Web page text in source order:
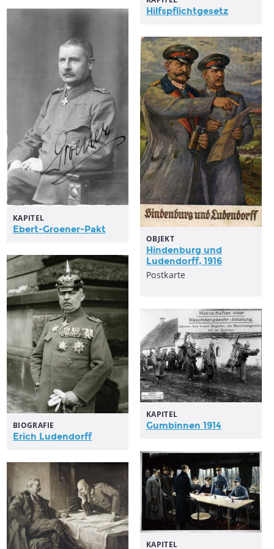
Hilfspflichtgesetz
KAPITEL
Ebert-Groener-Pakt
OBJEKT
Hindenburg und
Ludendorff, 1916
Postkarte
BIOGRAFIE
Erich Ludendorff
KAPITEL
Gumbinnen 1914
KAPITEL